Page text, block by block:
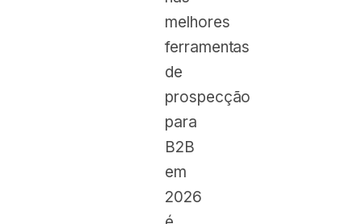
melhores
ferramentas
de
prospecção
para
B2B
em
2026